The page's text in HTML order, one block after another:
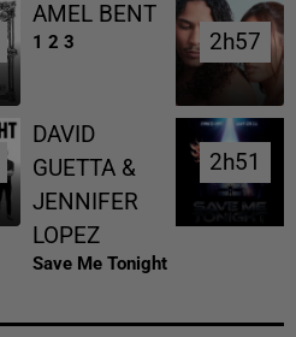
AMEL BENT
1 2 3 2h57
2h57
DAVID
GUETTA &
JENNIFER
LOPEZ
Save Me Tonight
2h51
2h51